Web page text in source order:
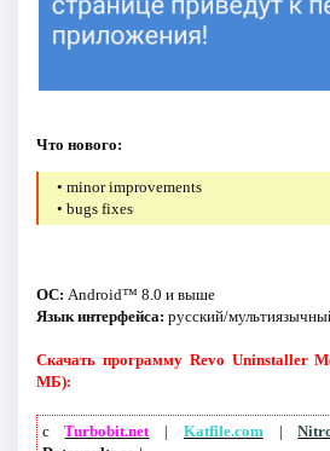
Что нового:
• minor improvements
• bugs fixes
ОС: Android™ 8.0 и выше
Язык интерфейса: русский/
Скачать программу Revo Uninstaller
МБ):
сTurbobit.net| Katfile.com|